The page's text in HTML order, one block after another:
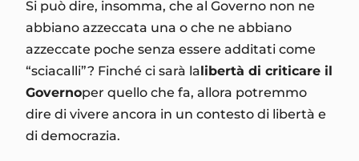
Si può dire, insomma, che al Governo non ne
abbiano azzeccata una o che ne abbiano
azzeccate poche senza essere additati come
“sciacalli”? Finché ci sarà lalibertà di criticare il
Governoper quello che fa, allora potremmo
dire di vivere ancora in un contesto di libertà e
di democrazia.